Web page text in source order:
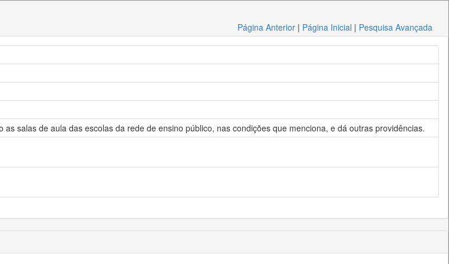
Página Anterior | Página Inicial | Pesquisa Avançada
salas de aula das escolas da rede de ensino público, nas condições que menciona, e dá outras providências.